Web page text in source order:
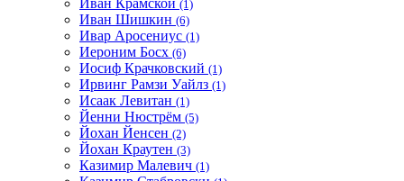
(1)
Иван Шишкин (6)
Ивар Аросениус (1)
Иероним Босх (6)
Иосиф Крачковский (1)
Ирвинг Рамзи Уайлз (1)
Исаак Левитан (1)
Йенни Нюстрём (5)
Йохан Йенсен (2)
Йохан Краутен (3)
Казимир Малевич (1)